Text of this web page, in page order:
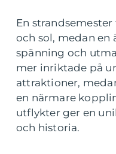
En
och sol, medan en
spänning och
mer inriktade på
attraktioner,
en närmare
utflykter ger en
och historia.